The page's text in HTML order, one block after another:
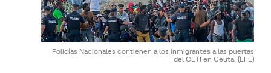
Policías Nacionales contienen a los inmigrantes a las puertas
del CETI en Ceuta. (EFE)